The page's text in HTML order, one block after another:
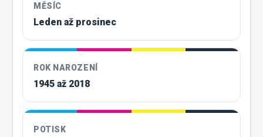
MĚSÍC
Leden až prosinec
ROK NAROZENÍ
1945 až 2018
POTISK